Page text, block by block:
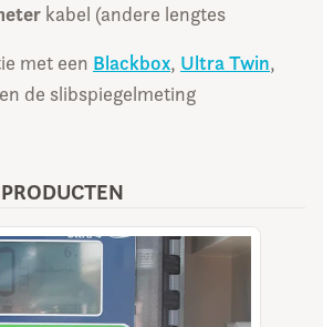
kabel (andere lengtes
met een Blackbox, Ultra Twin,
en de slibspiegelmeting